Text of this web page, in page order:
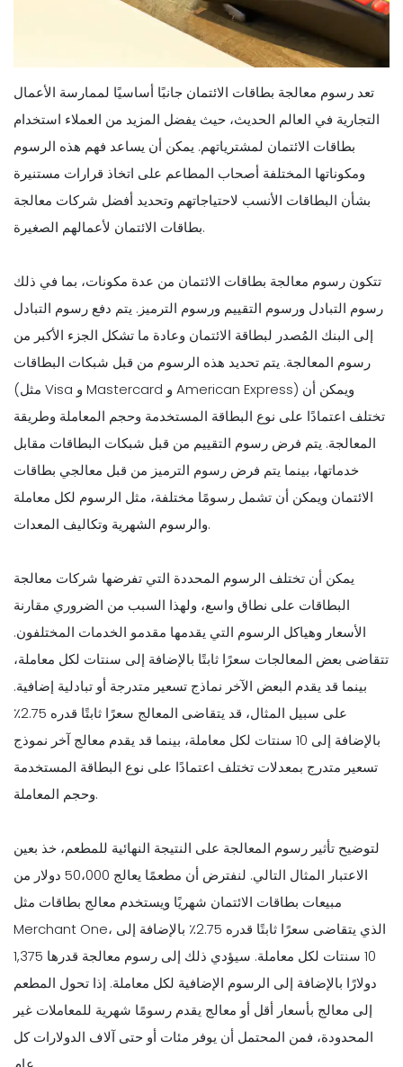
تعد رسوم معالجة بطاقات الائتمان جانبًا أساسيًا لممارسة الأعمال
التجارية في العالم الحديث، حيث يفضل المزيد من العملاء استخدام
بطاقات الائتمان لمشترياتهم. يمكن أن يساعد فهم هذه الرسوم
ومكوناتها المختلفة أصحاب المطاعم على اتخاذ قرارات مستنيرة
بشأن البطاقات الأنسب لاحتياجاتهم وتحديد أفضل شركات معالجة
بطاقات الائتمان لأعمالهم الصغيرة.
تتكون رسوم معالجة بطاقات الائتمان من عدة مكونات، بما في ذلك
رسوم التبادل ورسوم التقييم ورسوم الترميز. يتم دفع رسوم التبادل
إلى البنك المُصدر لبطاقة الائتمان وعادة ما تشكل الجزء الأكبر من
رسوم المعالجة. يتم تحديد هذه الرسوم من قبل شبكات البطاقات
(مثل Visa و Mastercard و American Express) ويمكن أن
تختلف اعتمادًا على نوع البطاقة المستخدمة وحجم المعاملة وطريقة
المعالجة. يتم فرض رسوم التقييم من قبل شبكات البطاقات مقابل
خدماتها، بينما يتم فرض رسوم الترميز من قبل معالجي بطاقات
الائتمان ويمكن أن تشمل رسومًا مختلفة، مثل الرسوم لكل معاملة
والرسوم الشهرية وتكاليف المعدات.
يمكن أن تختلف الرسوم المحددة التي تفرضها شركات معالجة
البطاقات على نطاق واسع، ولهذا السبب من الضروري مقارنة
الأسعار وهياكل الرسوم التي يقدمها مقدمو الخدمات المختلفون.
تتقاضى بعض المعالجات سعرًا ثابتًا بالإضافة إلى سنتات لكل معاملة،
بينما قد يقدم البعض الآخر نماذج تسعير متدرجة أو تبادلية إضافية.
على سبيل المثال، قد يتقاضى المعالج سعرًا ثابتًا قدره 2.75٪
بالإضافة إلى 10 سنتات لكل معاملة، بينما قد يقدم معالج آخر نموذج
تسعير متدرج بمعدلات تختلف اعتمادًا على نوع البطاقة المستخدمة
وحجم المعاملة.
لتوضيح تأثير رسوم المعالجة على النتيجة النهائية للمطعم، خذ بعين
الاعتبار المثال التالي. لنفترض أن مطعمًا يعالج 50،000 دولار من
مبيعات بطاقات الائتمان شهريًا ويستخدم معالج بطاقات مثل
Merchant One، الذي يتقاضى سعرًا ثابتًا قدره 2.75٪ بالإضافة إلى
10 سنتات لكل معاملة. سيؤدي ذلك إلى رسوم معالجة قدرها 1,375
دولارًا بالإضافة إلى الرسوم الإضافية لكل معاملة. إذا تحول المطعم
إلى معالج بأسعار أقل أو معالج يقدم رسومًا شهرية للمعاملات غير
المحدودة، فمن المحتمل أن يوفر مئات أو حتى آلاف الدولارات كل